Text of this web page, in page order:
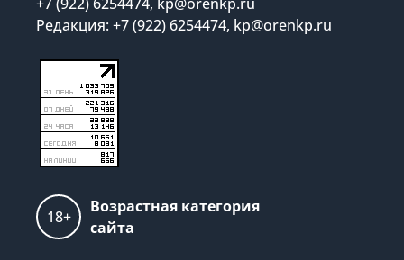
Редакция: +7 (922) 6254474, kp@orenkp.ru
18+
Возрастная категория
сайта